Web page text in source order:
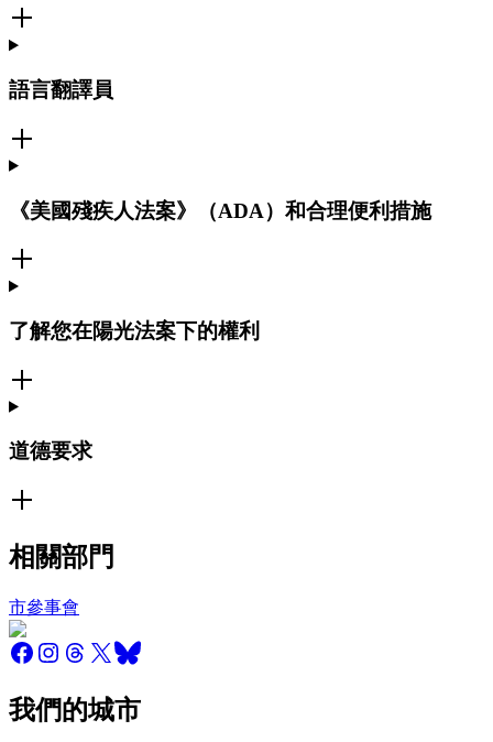
語言翻譯員
《美國殘疾人法案》（ADA）和合理便利措施
了解您在陽光法案下的權利
道德要求
相關部門
市參事會
我們的城市